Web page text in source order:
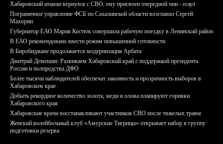
Хабаровский атаман вернулся с СВО, ему присвоен очередной чин - есаул
Пограничное управление ФСБ по Сахалинской области возглавил Сергей
Махорин
Губернатор ЕАО Мария Костюк совершила рабочую поездку в Ленинский район
В ЕАО рекомендовано ввести режим повышенной готовности
В Биробиджане продолжается модернизация Арбата
Дмитрий Демешин: Развиваем Хабаровский край с поддержкой президента
России и полпредства ДФО
Более тысячи наблюдателей обеспечат законность и прозрачность выборов в
Хабаровском крае
Добыть рекордное количество золота, меди и олова планируют горняки
Хабаровского края
Хабаровские врачи восстанавливают участников СВО после тяжелых травм
Женский волейбольный клуб «Амурские Тигрицы» открывает набор в группу
подготовки резерва